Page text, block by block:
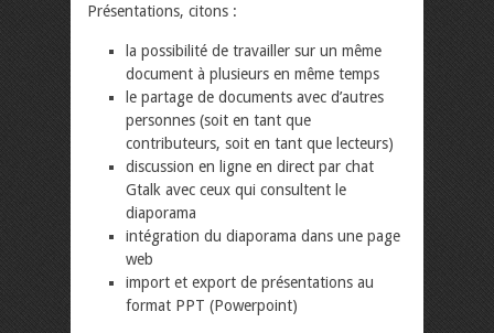
Présentations, citons :
la possibilité de travailler sur un même
document à plusieurs en même temps
le partage de documents avec d’autres
personnes (soit en tant que
contributeurs, soit en tant que lecteurs)
discussion en ligne en direct par chat
Gtalk avec ceux qui consultent le
diaporama
intégration du diaporama dans une page
web
import et export de présentations au
format PPT (Powerpoint)